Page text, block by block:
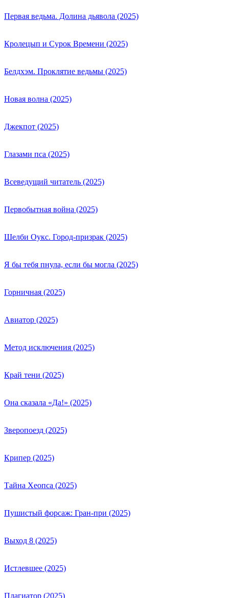
Первая ведьма. Долина дьявола (2025)
Кролецып и Сурок Времени (2025)
Белдхэм. Проклятие ведьмы (2025)
Новая волна (2025)
Джекпот (2025)
Глазами пса (2025)
Всеведущий читатель (2025)
Первобытная война (2025)
Шелби Оукс. Город-призрак (2025)
Я бы тебя пнула, если бы могла (2025)
Горничная (2025)
Авиатор (2025)
Метод исключения (2025)
Край тени (2025)
Она сказала «Да!» (2025)
Зверопоезд (2025)
Крипер (2025)
Тайна Хеопса (2025)
Пушистый форсаж: Гран-при (2025)
Выход 8 (2025)
Истлевшее (2025)
Плагиатор (2025)